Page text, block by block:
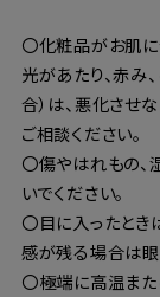
〇化粧品がお肌
光があたり、赤み
合）は、悪化させ
ご相談ください。
〇傷やはれもの
いでください。
〇目に入ったとき
感が残る場合は眼
〇極端に高温ま